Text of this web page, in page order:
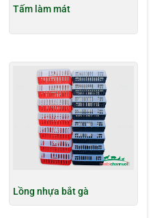
Tấm làm mát
Lồng nhựa bắt gà